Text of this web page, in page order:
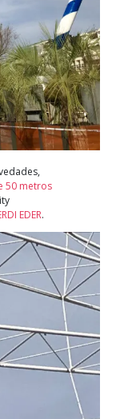
50 metros
EDER.